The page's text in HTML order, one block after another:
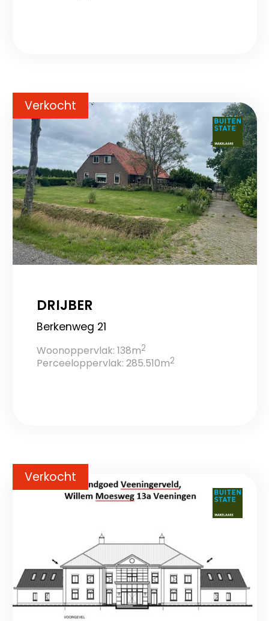
Verkocht
DRIJBER
Berkenweg 21
Woonoppervlak: 138m2
Perceeloppervlak: 285.510m2
Verkocht